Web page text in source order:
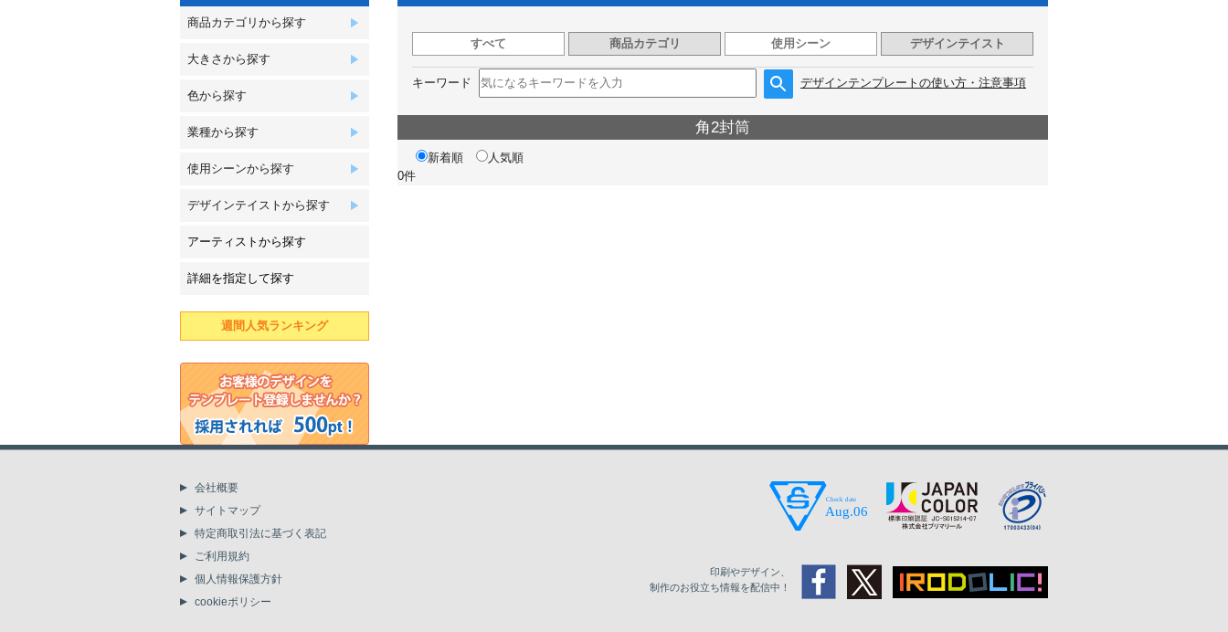
商品カテゴリから探す
大きさから探す
色から探す
業種から探す
使用シーンから探す
デザインテイストから探す
アーティストから探す
詳細を指定して探す
週間人気ランキング
すべて 商品カテゴリ 使用シーン デザインテイスト
キーワード デザインテンプレートの使い方・注意事項
角2封筒
新着順
人気順
0件
会社概要
サイトマップ
特定商取引法に基づく表記
ご利用規約
個人情報保護方針
cookieポリシー
印刷やデザイン、
制作のお役立ち情報を配信中！